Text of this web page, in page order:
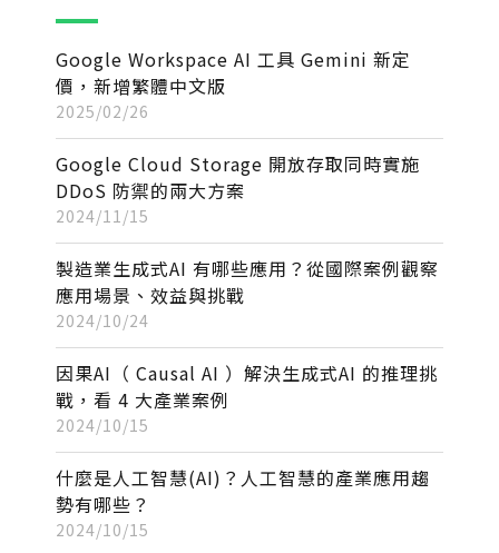
Google Workspace AI 工具 Gemini 新定
價，新增繁體中文版
2025/02/26
Google Cloud Storage 開放存取同時實施
DDoS 防禦的兩大方案
2024/11/15
製造業生成式AI 有哪些應用？從國際案例觀察
應用場景、效益與挑戰
2024/10/24
因果AI（ Causal AI ）解決生成式AI 的推理挑
戰，看 4 大產業案例
2024/10/15
什麼是人工智慧(AI)？人工智慧的產業應用趨
勢有哪些？
2024/10/15